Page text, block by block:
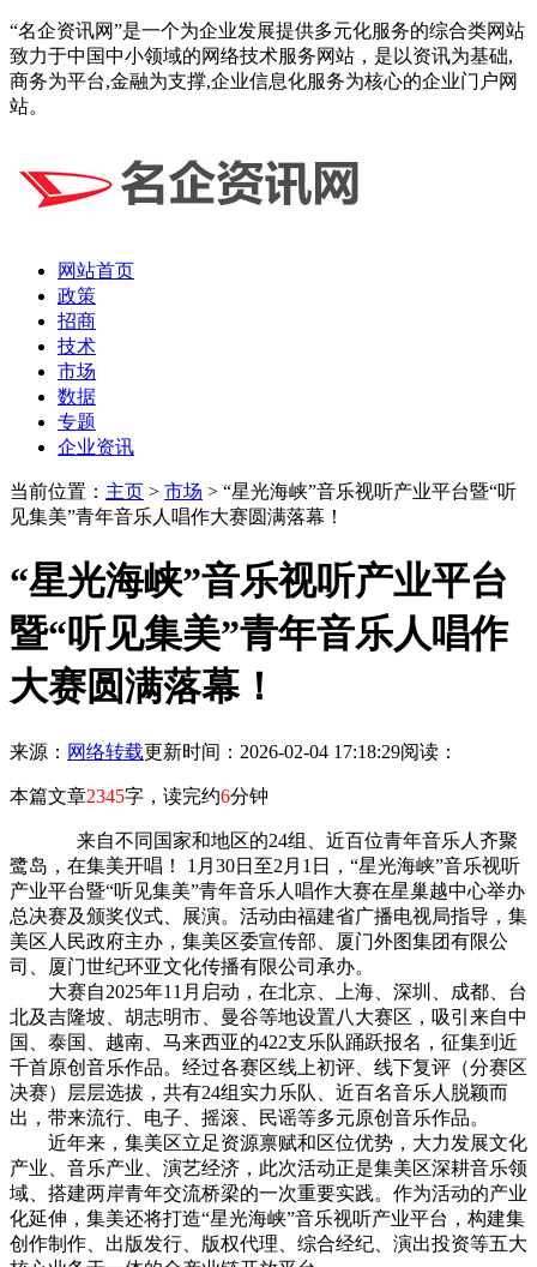
“名企资讯网”是一个为企业发展提供多元化服务的综合类网站
致力于中国中小领域的网络技术服务网站，是以资讯为基础,
商务为平台,金融为支撑,企业信息化服务为核心的企业门户网
站。
网站首页
政策
招商
技术
市场
数据
专题
企业资讯
当前位置： 主页 > 市场 > “星光海峡”音乐视听产业平台暨“听
见集美”青年音乐人唱作大赛圆满落幕！
“星光海峡”音乐视听产业平台
暨“听见集美”青年音乐人唱作
大赛圆满落幕！
来源： 网络转载更新时间：2026-02-04 17:18:29阅读：
本篇文章2345字，读完约6分钟
来自不同国家和地区的24组、近百位青年音乐人齐聚
鹭岛，在集美开唱！ 1月30日至2月1日，“星光海峡”音乐视听
产业平台暨“听见集美”青年音乐人唱作大赛在星巢越中心举办
总决赛及颁奖仪式、展演。活动由福建省广播电视局指导，集
美区人民政府主办，集美区委宣传部、厦门外图集团有限公
司、厦门世纪环亚文化传播有限公司承办。
大赛自2025年11月启动，在北京、上海、深圳、成都、台
北及吉隆坡、胡志明市、曼谷等地设置八大赛区，吸引来自中
国、泰国、越南、马来西亚的422支乐队踊跃报名，征集到近
千首原创音乐作品。经过各赛区线上初评、线下复评（分赛区
决赛）层层选拔，共有24组实力乐队、近百名音乐人脱颖而
出，带来流行、电子、摇滚、民谣等多元原创音乐作品。
近年来，集美区立足资源禀赋和区位优势，大力发展文化
产业、音乐产业、演艺经济，此次活动正是集美区深耕音乐领
域、搭建两岸青年交流桥梁的一次重要实践。作为活动的产业
化延伸，集美还将打造“星光海峡”音乐视听产业平台，构建集
创作制作、出版发行、版权代理、综合经纪、演出投资等五大